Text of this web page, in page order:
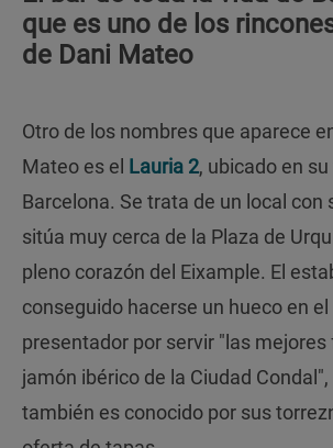
que es uno de los
de Dani Mateo
Otro de los nombres que aparece
Mateo es el Lauria 2, ubicado en
Barcelona. Se trata de un local con
sitúa muy cerca de la Plaza de
pleno corazón del Eixample. El
conseguido hacerse un hueco en
presentador por servir "las mejores
jamón ibérico de la Ciudad
también es conocido por sus